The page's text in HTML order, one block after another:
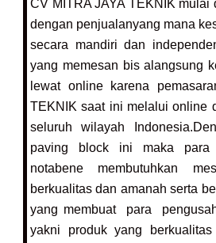
CV MITRA JAYA TEKNIK mulai
dengan penjualanyang mana
secara mandiri dan
yang memesan bis alangsung
lewat online karena
TEKNIK saat ini melalui online
seluruh wilayah
paving block ini maka para
notabene membutuhkan
berkualitas dan amanah serta
yang membuat para
yakni produk yang